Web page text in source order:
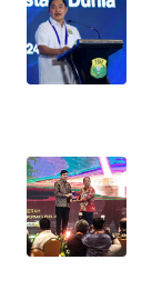
WN
BENGKULU
LAMPUNG
WN
JATENG